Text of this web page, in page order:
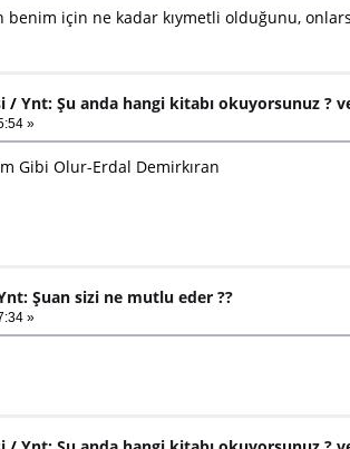
için ne kadar kıymetli olduğunu,
/Ynt: Şu anda hangi kitabı okuyorsunuz ?
»
Gibi Olur-Erdal Demirkıran
Şuan sizi ne mutlu eder ??
»